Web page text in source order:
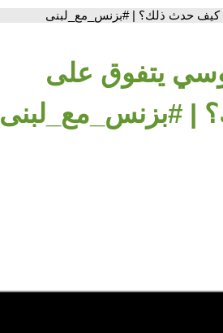
كيف حدث ذلك؟ | #بزنس_مع_لبنى
يتفوق على
| #بزنس_مع_لبنى